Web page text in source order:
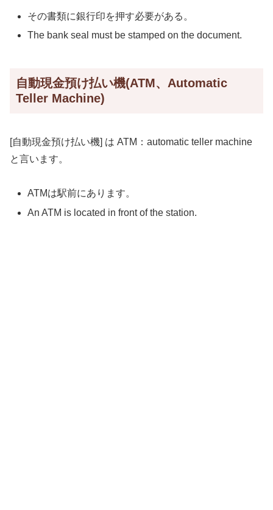
その書類に銀行印を押す必要がある。
The bank seal must be stamped on the document.
自動現金預け払い機(ATM、Automatic
Teller Machine)
[自動現金預け払い機] は ATM：automatic teller machine
と言います。
ATMは駅前にあります。
An ATM is located in front of the station.